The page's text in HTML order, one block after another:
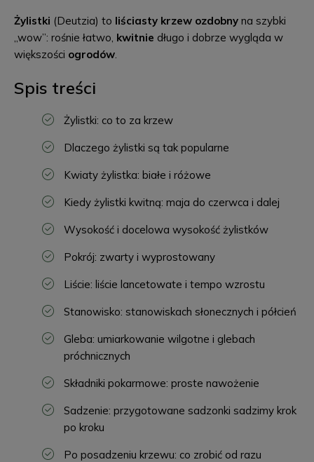
Żylistki (Deutzia) to liściasty krzew ozdobny na szybki
„wow”: rośnie łatwo, kwitnie długo i dobrze wygląda w
większości ogrodów.
Spis treści
Żylistki: co to za krzew
Dlaczego żylistki są tak popularne
Kwiaty żylistka: białe i różowe
Kiedy żylistki kwitną: maja do czerwca i dalej
Wysokość i docelowa wysokość żylistków
Pokrój: zwarty i wyprostowany
Liście: liście lancetowate i tempo wzrostu
Stanowisko: stanowiskach słonecznych i półcień
Gleba: umiarkowanie wilgotne i glebach
próchnicznych
Składniki pokarmowe: proste nawożenie
Sadzenie: przygotowane sadzonki sadzimy krok
po kroku
Po posadzeniu krzewu: co zrobić od razu